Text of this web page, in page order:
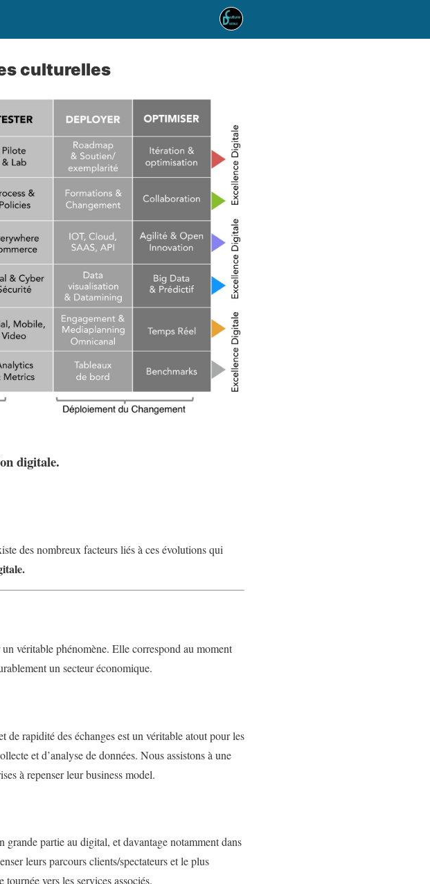
culturelles
digitale.
des nombreux facteurs liés à ces évolutions qui
véritable phénomène. Elle correspond au moment
un secteur économique.
de rapidité des échanges est un véritable atout pour les
et d’analyse de données. Nous assistons à une
à repenser leur business model.
partie au digital, et davantage notamment dans
leurs parcours clients/spectateurs et le plus
vers les services associés.